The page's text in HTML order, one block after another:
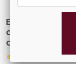
seva
Hisenda.
El Tresor
d’interès per
autònomes i
●